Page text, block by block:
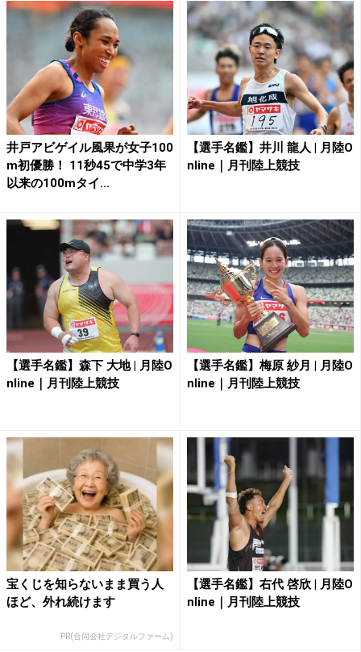
井戸アビゲイル風果が女子100
m初優勝！ 11秒45で中学3年
以来の100mタイ...
【選手名鑑】井川 龍人 | 月陸O
nline｜月刊陸上競技
【選手名鑑】森下 大地 | 月陸O
nline｜月刊陸上競技
【選手名鑑】梅原 紗月 | 月陸O
nline｜月刊陸上競技
宝くじを知らないまま買う人
ほど、外れ続けます
PR(合同会社デジタルファーム)
【選手名鑑】右代 啓欣 | 月陸O
nline｜月刊陸上競技